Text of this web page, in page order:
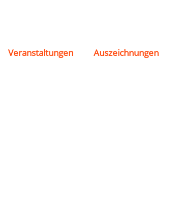
Veranstaltungen Auszeichnungen